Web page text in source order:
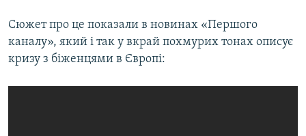
Сюжет про це показали в новинах «Першого
каналу», який і так у вкрай похмурих тонах описує
кризу з біженцями в Європі: